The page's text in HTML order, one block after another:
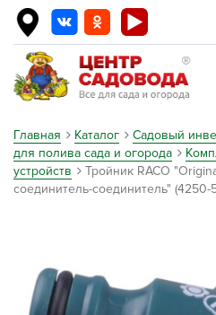
Главная Каталог Садовый
для полива сада и огорода
устройств
Тройник RACO
соединитель-соединитель" (4250-